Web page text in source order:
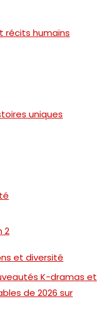
récits humains
uniques
2
et diversité
K-dramas et
de 2026 sur